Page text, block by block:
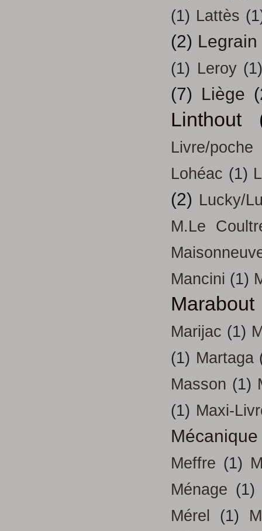
(1) Lattès
(2) Legrain
(1) Leroy
(7) Liège
Linthout
Livre/poche
Lohéac (1)
(2) Lucky/
M.Le
Mancini (1)
Marabout
Marijac (1)
(1) Martaga
Masson (1)
(1) Maxi-
Mécanique
Meffre (1)
Ménage (1)
Mérel
(1)